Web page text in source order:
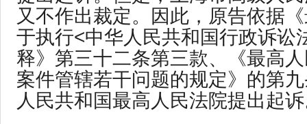
又不作出裁定。因此，原告依据
于执行<中华人民共和国行政诉讼
释》第三十二条第三款、《最高
案件管辖若干问题的规定》的第
人民共和国最高人民法院提出起